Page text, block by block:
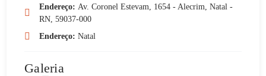
Endereço:Av. Coronel Estevam, 1654 - Alecrim, Natal -
RN, 59037-000
Endereço:Natal
Galeria